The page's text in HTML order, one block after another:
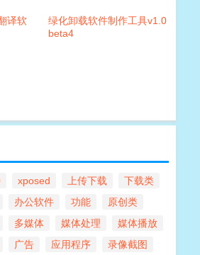
译软
绿化卸载软件制作工具v1.0
beta4
xposed 上传下载
下载类
办公软件 功能
原创类
多媒体 媒体处理
媒体播放
广告 应用程序
录像截图